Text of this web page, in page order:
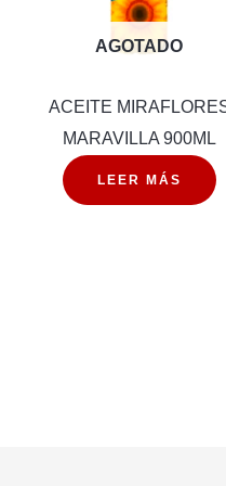
AGOTADO
ACEITE
MARAVILLA 900ML
LEER MÁS